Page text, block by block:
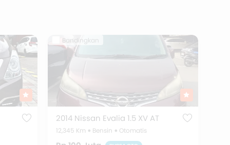
Bandingkan
2014 Nissan Evalia 1.5 XV AT
12,345 Km Bensin Otomatis